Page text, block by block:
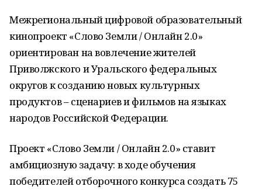
Межрегиональный цифровой образовательный
кинопроект «Слово Земли / Онлайн 2.0»
ориентирован на вовлечение жителей
Приволжского и Уральского федеральных
округов к созданию новых культурных
продуктов – сценариев и фильмов на языках
народов Российской Федерации.
Проект «Слово Земли / Онлайн 2.0» ставит
амбициозную задачу: в ходе обучения
победителей отборочного конкурса создать 75